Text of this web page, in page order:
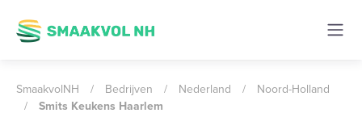
SmaakvolNH / Bedrijven / Nederland /
Noord-Holland
/
Smits Keukens Haarlem